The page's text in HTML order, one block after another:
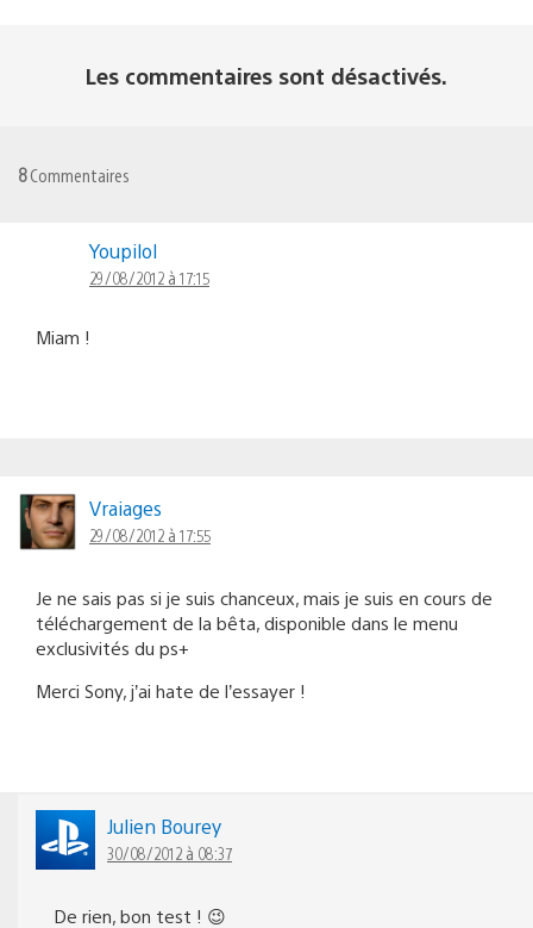
Les commentaires sont désactivés.
8Commentaires
Youpilol
29/08/2012 à 17:15
Miam !
Vraiages
29/08/2012 à 17:55
Je ne sais pas si je suis chanceux, mais je suis en cours de
téléchargement de la bêta, disponible dans le menu
exclusivités du ps+
Merci Sony, j’ai hate de l’essayer !
Julien Bourey
30/08/2012 à 08:37
De rien, bon test ! 😉